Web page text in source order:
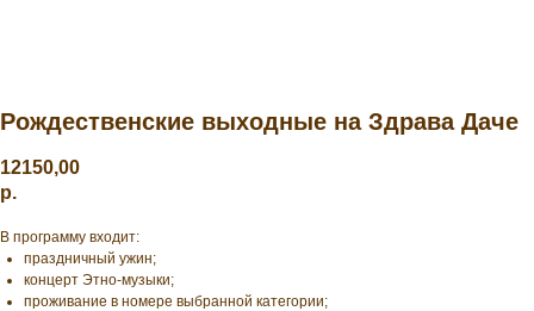
Рождественские выходные на Здрава Даче
12150,00
р.
В программу входит:
праздничный ужин;
концерт Этно-музыки;
проживание в номере выбранной категории;